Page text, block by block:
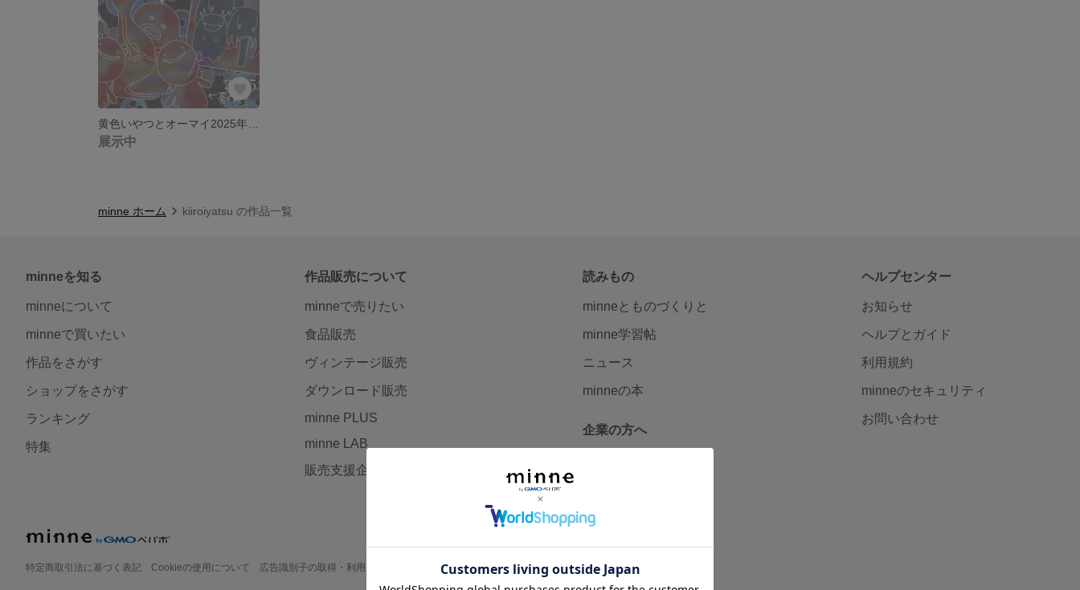
展示中
minne ホーム kiiroiyatsu の作品一覧
minneを知る
minneについて
minneで買いたい
作品をさがす
ショップをさがす
ランキング
特集
作品販売について
minneで売りたい
食品販売
ヴィンテージ販売
ダウンロード販売
minne PLUS
minne LAB
販売支援企画・イベント
読みもの
minneとものづくりと
minne学習帖
ニュース
minneの本
企業の方へ
ヘルプセンター
お知らせ
ヘルプとガイド
利用規約
minneのセキュリティ
お問い合わせ
特定商取引法に基づく表記 Cookieの使用について 広告識別子の取得・利用 プライバシーポリシー 会社概要 採用情報 メディアキット